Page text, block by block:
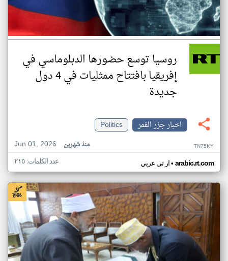
روسيا توسع حضورها الدبلوماسي في
إفريقيا بافتتاح ممثليات في 4 دول
جديدة
اخبار جزر القمر
Politics
Jun 01, 2026
منذ شهرين TN75KY
ار تي عربي• arabic.rt.com عدد الكلمات: ٢١٥